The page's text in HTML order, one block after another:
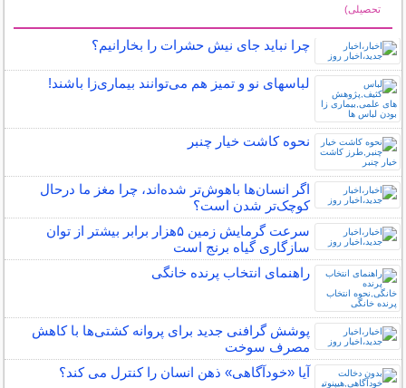
تحصیلی)
چرا نباید جای نیش حشرات را بخارانیم؟
لباس‎های نو و تمیز هم می‌توانند بیماری‌زا باشند!
نحوه کاشت خیار چنبر
اگر انسان‌ها باهوش‌تر شده‌اند، چرا مغز ما درحال
کوچک‌تر شدن است؟
سرعت گرمایش زمین ۵هزار برابر بیشتر از توان
سازگاری گیاه برنج است
راهنمای انتخاب پرنده خانگی
پوشش گرافنی جدید برای پروانه کشتی‌ها با کاهش
مصرف سوخت
آیا «خودآگاهی» ذهن انسان را کنترل می کند؟